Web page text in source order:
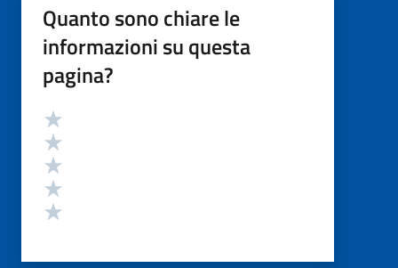
Quanto sono chiare le
informazioni su questa
pagina?
Valutazione